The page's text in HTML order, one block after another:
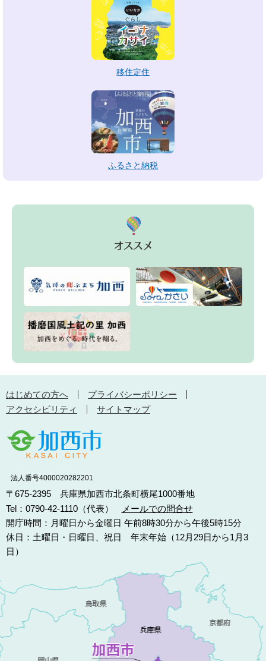
移住定住
ふるさと納税
はじめての方へ
プライバシーポリシー
アクセシビリティ
サイトマップ
法人番号4000020282201
〒675-2395 兵庫県加西市北条町横尾1000番地
Tel：0790-42-1110（代表）
メールでの問合せ
開庁時間：月曜日から金曜日 午前8時30分から午後5時15分
休日：土曜日・日曜日、祝日 年末年始（12月29日から1月3
日）